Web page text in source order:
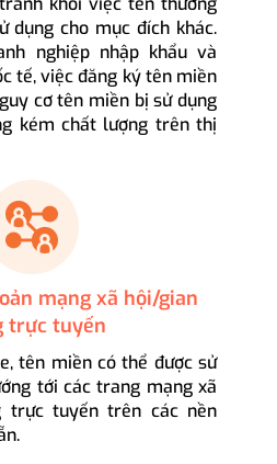
dụng cho mục đích khác.
nghiệp nhập khẩu và
tế, việc đăng ký tên miền
cơ tên miền bị sử dụng
kém chất lượng trên thị
mạng xã hội/gian
trực tuyến
tên miền có thể được sử
tới các trang mạng xã
trực tuyến trên các nền